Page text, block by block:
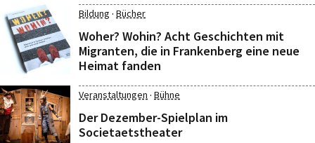
Bildung · Bücher
Woher? Wohin? Acht Geschichten mit
Migranten, die in Frankenberg eine neue
Heimat fanden
Veranstaltungen · Bühne
Der Dezember-Spielplan im
Societaetstheater